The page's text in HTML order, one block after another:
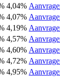
4,04%
4,07%
4,19%
4,57%
4,60%
4,72%
4,95%